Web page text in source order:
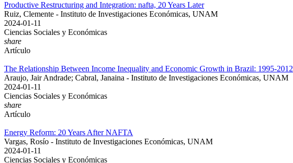
Productive Restructuring and Integration: nafta, 20 Years Later
Ruiz, Clemente - Instituto de Investigaciones Económicas, UNAM
2024-01-11
Ciencias Sociales y Económicas
share
Artículo
The Relationship Between Income Inequality and Economic Growth in Brazil: 1995-2012
Araujo, Jair Andrade; Cabral, Janaina - Instituto de Investigaciones Económicas, UNAM
2024-01-11
Ciencias Sociales y Económicas
share
Artículo
Energy Reform: 20 Years After NAFTA
Vargas, Rosío - Instituto de Investigaciones Económicas, UNAM
2024-01-11
Ciencias Sociales y Económicas